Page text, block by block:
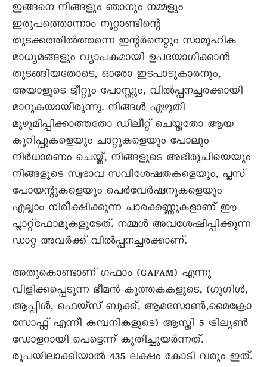
ഇങ്ങനെ നിങ്ങളും ഞാനും നമ്മളും
ഇരുപത്തൊന്നാം നൂറ്റാണ്ടിന്റെ
തുടക്കത്തിൽത്തന്നെ ഇന്റർനെറ്റും സാമൂഹിക
മാധ്യമങ്ങളും വ്യാപകമായി ഉപയോഗിക്കാൻ
തുടങ്ങിയതോടെ, ഓരോ ഇടപാടുകാരനും,
അയാളുടെ ട്വീറ്റും പോസ്റ്റും, വിൽപ്പനച്ചരക്കായി
മാറുകയായിരുന്നു. നിങ്ങൾ എഴുതി
മുഴുമിപ്പിക്കാത്തതോ ഡിലീറ്റ് ചെയ്തതോ ആയ
കുറിപ്പുകളെയും ചാറ്റുകളെയും പോലും
നിർധാരണം ചെയ്ത്, നിങ്ങളുടെ അഭിരുചിയെയും
നിങ്ങളുടെ സ്വഭാവ സവിശേഷതകളെയും, പ്ലസ്
പോയന്റുകളെയും പെർവേർഷനുകളെയും
എല്ലാം നിരീക്ഷിക്കുന്ന ചാരക്കണ്ണുകളാണ് ഈ
പ്ലാറ്റ്ഫോമുകളുടേത്. നമ്മൾ അവശേഷിപ്പിക്കുന്ന
ഡാറ്റ അവർക്ക് വിൽപ്പനച്ചരക്കാണ്.
അതുകൊണ്ടാണ് ഗഫാം (GAFAM) എന്നു
വിളിക്കപ്പെടുന്ന ഭീമൻ കുത്തകകളുടെ, (ഗൂഗിൾ,
ആപ്പിൾ, ഫെയ്സ് ബുക്ക്, ആമസോൺ,മൈക്രോ
സോഫ്റ്റ് എന്നീ കമ്പനികളുടെ) ആസ്തി 5 ട്രില്യൺ
ഡോളറായി പെട്ടെന്ന് കുതിച്ചുയർന്നത്.
രൂപയിലാക്കിയാൽ 435 ലക്ഷം കോടി വരും ഇത്.